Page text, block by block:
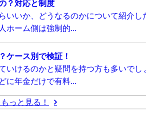
？対応と制度
いいか、どうなるのかについて紹介し
ホーム側は強制的...
ケース別で検証！
いけるのかと疑問を持つ方も多いでし
に年金だけで有料...
っと見る！